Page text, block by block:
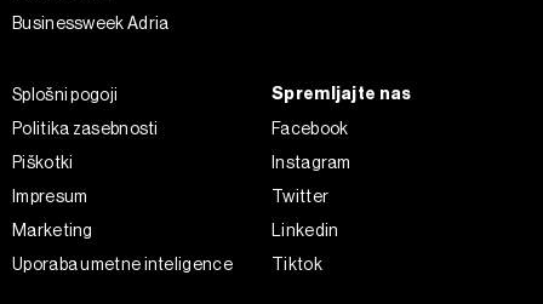
Businessweek Adria
Splošni pogoji
Politika zasebnosti
Piškotki
Impresum
Marketing
Uporaba umetne inteligence
Spremljajte nas
Facebook
Instagram
Twitter
Linkedin
Tiktok